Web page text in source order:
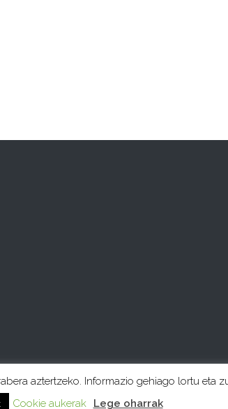
aztertzeko. Informazio gehiago lortu eta
Cookie aukerak Lege oharrak